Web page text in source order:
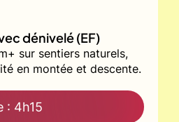
dénivelé (EF)
sur sentiers naturels,
en montée et descente.
: 4h15